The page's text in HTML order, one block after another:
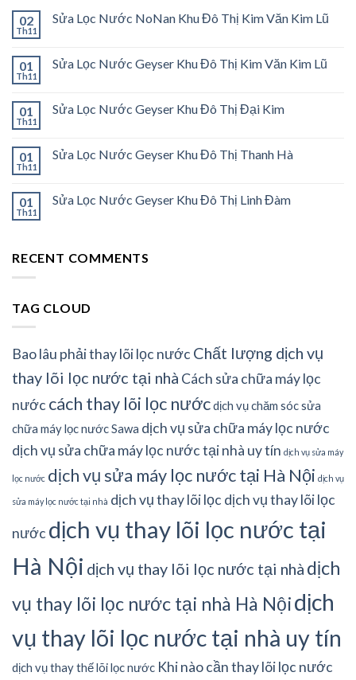
02
Th11
Sửa Lọc Nước NoNan Khu Đô Thị Kim Văn Kim Lũ
01
Th11
Sửa Lọc Nước Geyser Khu Đô Thị Kim Văn Kim Lũ
01
Th11
Sửa Lọc Nước Geyser Khu Đô Thị Đại Kim
01
Th11
Sửa Lọc Nước Geyser Khu Đô Thị Thanh Hà
01
Th11
Sửa Lọc Nước Geyser Khu Đô Thị Linh Đàm
RECENT COMMENTS
TAG CLOUD
Bao lâu phải thay lõi lọc nước Chất lượng dịch vụ
thay lõi lọc nước tại nhà Cách sửa chữa máy lọc
nước cách thay lõi lọc nướcdịch vụ chăm sóc sửa
chữa máy lọc nước Sawa dịch vụ sửa chữa máy lọc nước
dịch vụ sửa chữa máy lọc nước tại nhà uy tín dịch vụ sửa máy
lọc nước dịch vụ sửa máy lọc nước tại Hà Nội dịch vụ
sửa máy lọc nước tại nhà dịch vụ thay lõi lọc dịch vụ thay lõi lọc
nước dịch vụ thay lõi lọc nước tại
Hà Nội dịch vụ thay lõi lọc nước tại nhà dịch
vụ thay lõi lọc nước tại nhà Hà Nộidịch
vụ thay lõi lọc nước tại nhà uy tín
dịch vụ thay thế lõi lọc nước Khi nào cần thay lõi lọc nước